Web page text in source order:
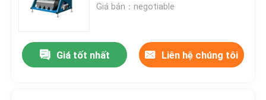
Giá bán：negotiable
Giá tốt nhất Liên hệ chúng tôi